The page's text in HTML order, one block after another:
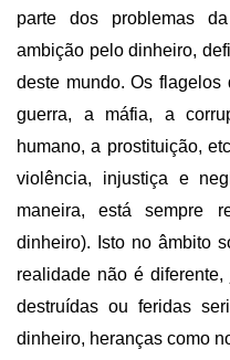
parte dos problemas
ambição pelo dinheiro,
deste mundo. Os flagelos
guerra, a máfia, a
humano, a prostituição,
violência, injustiça e
maneira, está sempre
dinheiro). Isto no âmbito
realidade não é
destruídas ou feridas
dinheiro, heranças como